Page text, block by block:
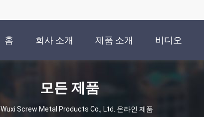
홈 회사 소개 제품 소개 비디오
모든 제품
Wuxi Screw Metal Products Co., Ltd. 온라인 제품